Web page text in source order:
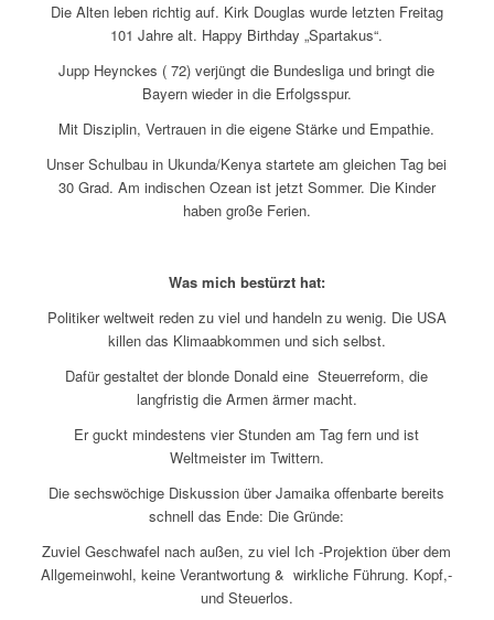
Die Alten leben richtig auf. Kirk Douglas wurde letzten Freitag
101 Jahre alt. Happy Birthday „Spartakus“.
Jupp Heynckes ( 72) verjüngt die Bundesliga und bringt die
Bayern wieder in die Erfolgsspur.
Mit Disziplin, Vertrauen in die eigene Stärke und Empathie.
Unser Schulbau in Ukunda/Kenya startete am gleichen Tag bei
30 Grad. Am indischen Ozean ist jetzt Sommer. Die Kinder
haben große Ferien.
Was mich bestürzt hat:
Politiker weltweit reden zu viel und handeln zu wenig. Die USA
killen das Klimaabkommen und sich selbst.
Dafür gestaltet der blonde Donald eine Steuerreform, die
langfristig die Armen ärmer macht.
Er guckt mindestens vier Stunden am Tag fern und ist
Weltmeister im Twittern.
Die sechswöchige Diskussion über Jamaika offenbarte bereits
schnell das Ende: Die Gründe:
Zuviel Geschwafel nach außen, zu viel Ich -Projektion über dem
Allgemeinwohl, keine Verantwortung & wirkliche Führung. Kopf,-
und Steuerlos.